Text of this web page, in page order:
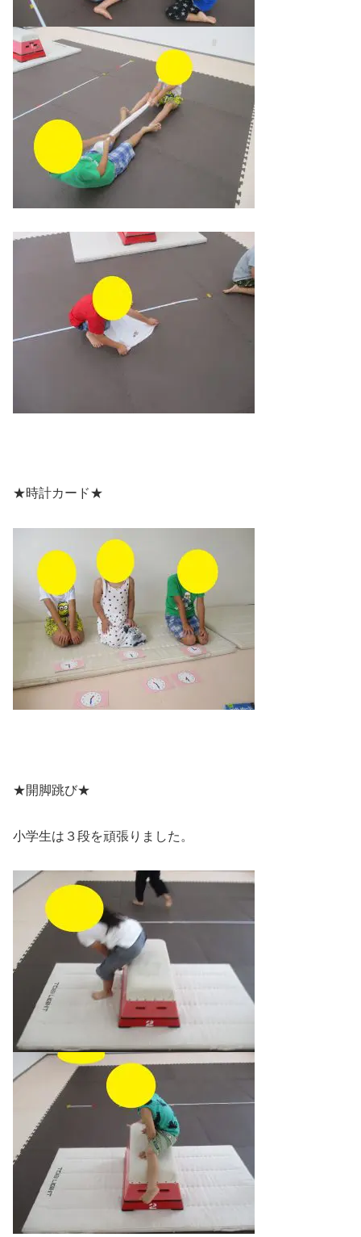
★時計カード★
★開脚跳び★
小学生は３段を頑張りました。